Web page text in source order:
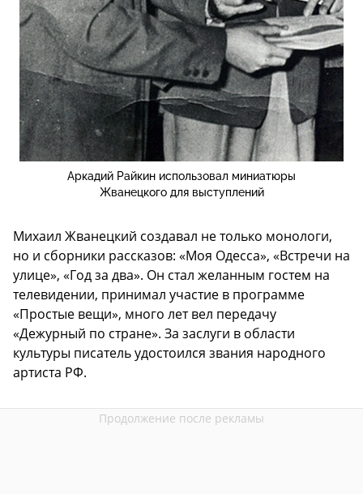
Аркадий Райкин использовал миниатюры
Жванецкого для выступлений
Михаил Жванецкий создавал не только монологи,
но и сборники рассказов: «Моя Одесса», «Встречи на
улице», «Год за два». Он стал желанным гостем на
телевидении, принимал участие в программе
«Простые вещи», много лет вел передачу
«Дежурный по стране». За заслуги в области
культуры писатель удостоился звания народного
артиста РФ.